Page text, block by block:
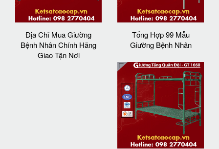
Địa Chỉ Mua Giường
Bệnh Nhân Chính Hãng
Giao Tận Nơi
Tổng Hợp 99 Mẫu
Giường Bệnh Nhân